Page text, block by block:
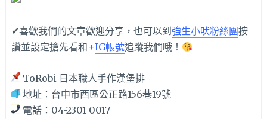
✔喜歡我們的文章歡迎分享，也可以到 強生小吠粉絲團按
讚並設定搶先看和+IG帳號追蹤我們哦！
ToRobi 日本職人手作漢堡排
地址：台中市西區公正路156巷19號
電話：04-2301 0017